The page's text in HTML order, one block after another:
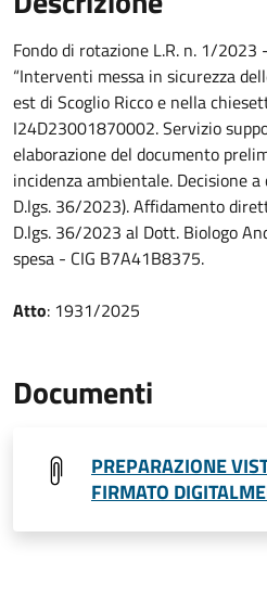
Fondo di rotazione L.R. n. 1/
“Interventi messa in sicurezza
est di Scoglio Ricco e nella
I24D23001870002. Servizio
elaborazione del documento
incidenza ambientale. Decisione
D.lgs. 36/2023). Affidamento
D.lgs. 36/2023 al Dott. Biologo
spesa - CIG B7A41B8375.
Atto: 1931/2025
Documenti
PREPARAZIONE
FIRMATO